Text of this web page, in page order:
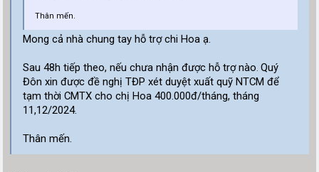
Thân mến.
Mong cả nhà chung tay hỗ trợ chi Hoa ạ.
Sau 48h tiếp theo, nếu chưa nhận được hỗ trợ nào. Quý
Đôn xin được đề nghị TĐP xét duyệt xuất quỹ NTCM để
tạm thời CMTX cho chị Hoa 400.000đ/tháng, tháng
11,12/2024.
Thân mến.